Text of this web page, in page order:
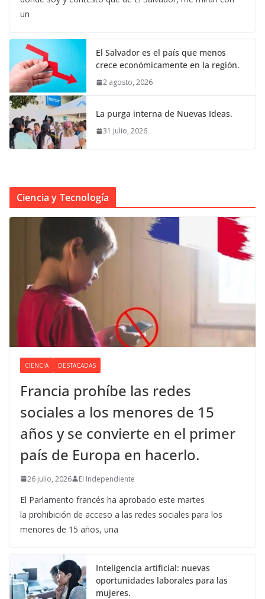
un
El Salvador es el país que menos
crece económicamente en la región.
2 agosto, 2026
La purga interna de Nuevas Ideas.
31 julio, 2026
Ciencia y Tecnología
CIENCIA DESTACADAS
Francia prohíbe las redes
sociales a los menores de 15
años y se convierte en el primer
país de Europa en hacerlo.
26 julio, 2026 El Independiente
El Parlamento francés ha aprobado este martes
la prohibición de acceso a las redes sociales para los
menores de 15 años, una
Inteligencia artificial: nuevas
oportunidades laborales para las
mujeres.